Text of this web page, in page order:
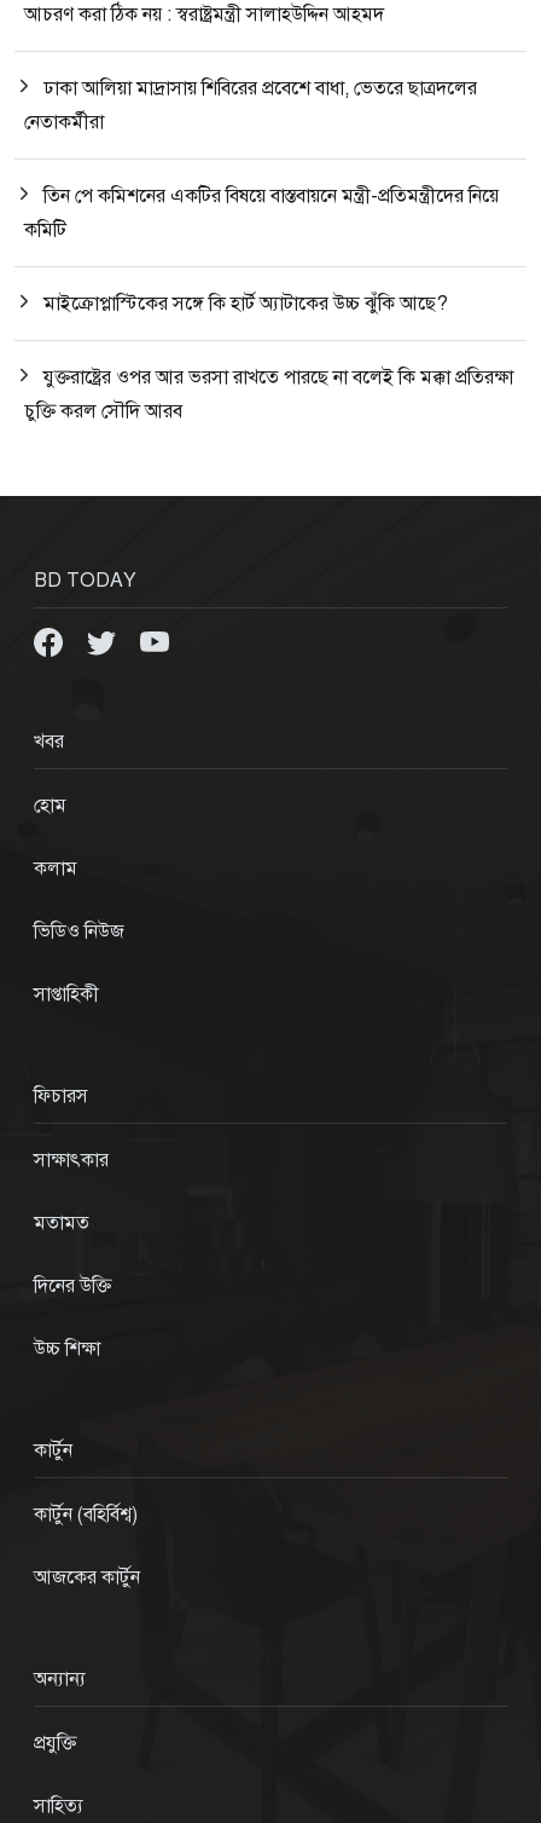
আচরণ করা ঠিক নয় : স্বরাষ্ট্রমন্ত্রী সালাহউদ্দিন আহমদ
ঢাকা আলিয়া মাদ্রাসায় শিবিরের প্রবেশে বাধা, ভেতরে ছাত্রদলের
নেতাকর্মীরা
তিন পে কমিশনের একটির বিষয়ে বাস্তবায়নে মন্ত্রী-প্রতিমন্ত্রীদের নিয়ে
কমিটি
মাইক্রোপ্লাস্টিকের সঙ্গে কি হার্ট অ্যাটাকের উচ্চ ঝুঁকি আছে?
যুক্তরাষ্ট্রের ওপর আর ভরসা রাখতে পারছে না বলেই কি মক্কা প্রতিরক্ষা
চুক্তি করল সৌদি আরব
BD TODAY
খবর
হোম
কলাম
ভিডিও নিউজ
সাপ্তাহিকী
ফিচারস
সাক্ষাৎকার
মতামত
দিনের উক্তি
উচ্চ শিক্ষা
কার্টুন
কার্টুন (বহির্বিশ্ব)
আজকের কার্টুন
অন্যান্য
প্রযুক্তি
সাহিত্য